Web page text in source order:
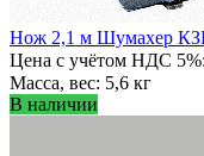
Нож 2,1 м Шумахер
Цена с учётом НДС
Масса, вес: 5,6 кг
В наличии